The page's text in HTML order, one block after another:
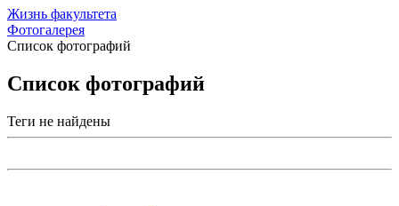
Жизнь факультета
Фотогалерея
Список фотографий
Список фотографий
Теги не найдены